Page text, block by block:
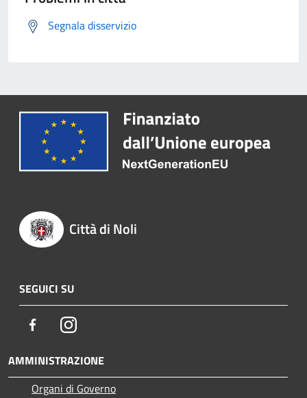
Segnala disservizio
Città di Noli
SEGUICI SU
FacebookInstagram
AMMINISTRAZIONE
Organi di Governo